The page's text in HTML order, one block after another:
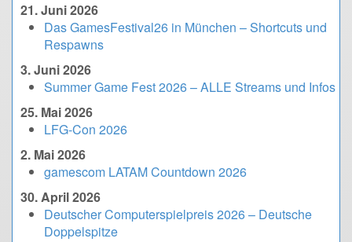
21. Juni 2026
Das GamesFestival26 in München – Shortcuts und
Respawns
3. Juni 2026
Summer Game Fest 2026 – ALLE Streams und Infos
25. Mai 2026
LFG-Con 2026
2. Mai 2026
gamescom LATAM Countdown 2026
30. April 2026
Deutscher Computerspielpreis 2026 – Deutsche
Doppelspitze